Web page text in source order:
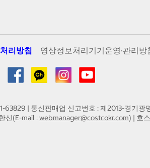
리방침 영상정보처리기기운영·관리방
63829 | 통신판매업 신고번호 : 제2013-경기광
신(E-mail :webmanager@costcokr.com) | 호